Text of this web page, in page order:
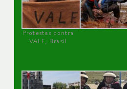
Protestas contra
VALE, Brasil